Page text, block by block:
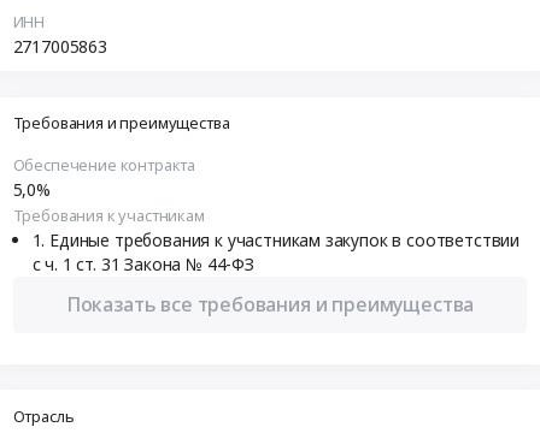
ИНН
2717005863
Требования и преимущества
Обеспечение контракта
5,0%
Требования к участникам
Единые требования к участникам закупок в соответствии
с ч. 1 ст. 31 Закона № 44-ФЗ
Показать все требования и преимущества
Отрасль